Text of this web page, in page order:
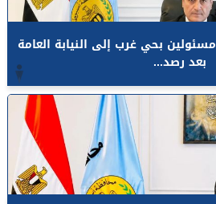
محافظ أسيوط: إحالة 8 مسئولين بحي غرب إلى النيابة العامة
بعد رصد...